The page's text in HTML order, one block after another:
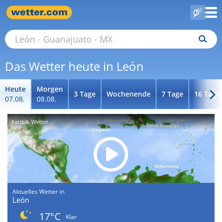
Das Wetter heute in León
Heute
07.08.
Morgen
08.08.
3 Tage Wochenende 7 Tage 16 Tage
Karibik-Wetter
Aktuelles Wetter in
León
17°C
Klar